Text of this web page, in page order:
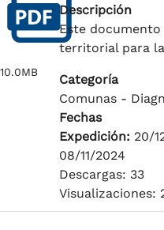
10.0MB
Descripción
Este
territorial para
Categoría
Comunas -
Fechas
Expedición: 20/
08/11/2024
Descargas: 33
Visualizaciones: